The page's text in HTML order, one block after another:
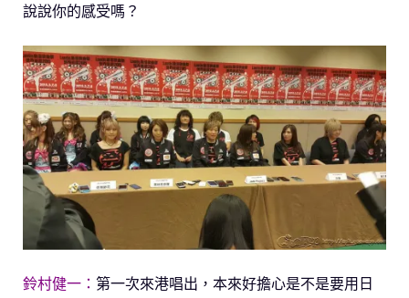
說說你的感受嗎？
鈴村健一： 第一次來港唱出，本來好擔心是不是要用日